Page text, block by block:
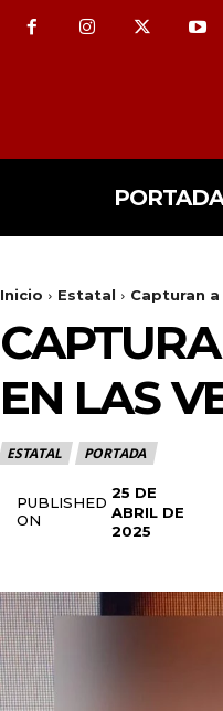
PORTADA
Inicio Estatal Capturan
EN LAS
ESTATAL PORTADA
PUBLISHED
ON
25 DE
ABRIL DE
2025